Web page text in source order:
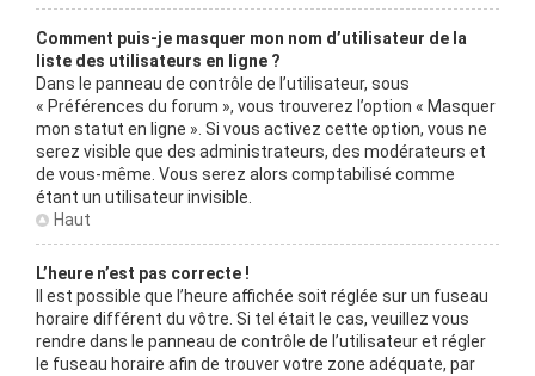
Comment puis-je masquer mon nom d’utilisateur de la
liste des utilisateurs en ligne ?
Dans le panneau de contrôle de l’utilisateur, sous
« Préférences du forum », vous trouverez l’option « Masquer
mon statut en ligne ». Si vous activez cette option, vous ne
serez visible que des administrateurs, des modérateurs et
de vous-même. Vous serez alors comptabilisé comme
étant un utilisateur invisible.
Haut
L’heure n’est pas correcte !
Il est possible que l’heure affichée soit réglée sur un fuseau
horaire différent du vôtre. Si tel était le cas, veuillez vous
rendre dans le panneau de contrôle de l’utilisateur et régler
le fuseau horaire afin de trouver votre zone adéquate, par